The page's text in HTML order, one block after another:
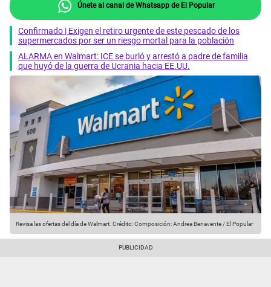
Únete al canal de Whatsapp de El Popular
Confirmado | Exigen el retiro urgente de este pescado de los
supermercados por ser un riesgo mortal para la población
ALARMA en Walmart: ICE se burló y arrestó a padre de familia
que huyó de la guerra de Ucrania hacia EE.UU.
Revisa las ofertas del día de Walmart. Crédito: Composición: Andrea Benavente / El Popular